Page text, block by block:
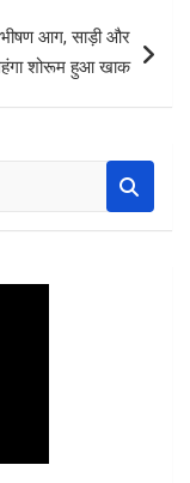
आग, साड़ी और
शोरूम हुआ खाक